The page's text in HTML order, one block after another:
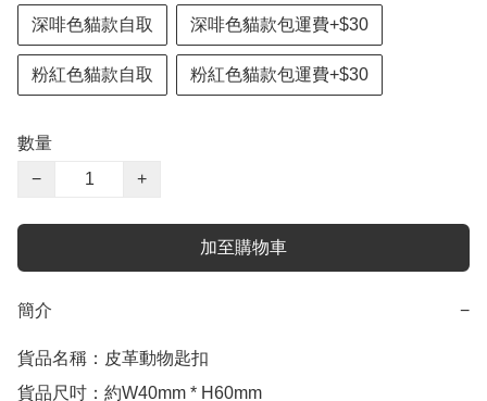
深啡色貓款自取 深啡色貓款包運費+$30
粉紅色貓款自取 粉紅色貓款包運費+$30
數量
−
+
加至購物車
簡介 −
貨品名稱：皮革動物匙扣
貨品尺吋：約W40mm * H60mm